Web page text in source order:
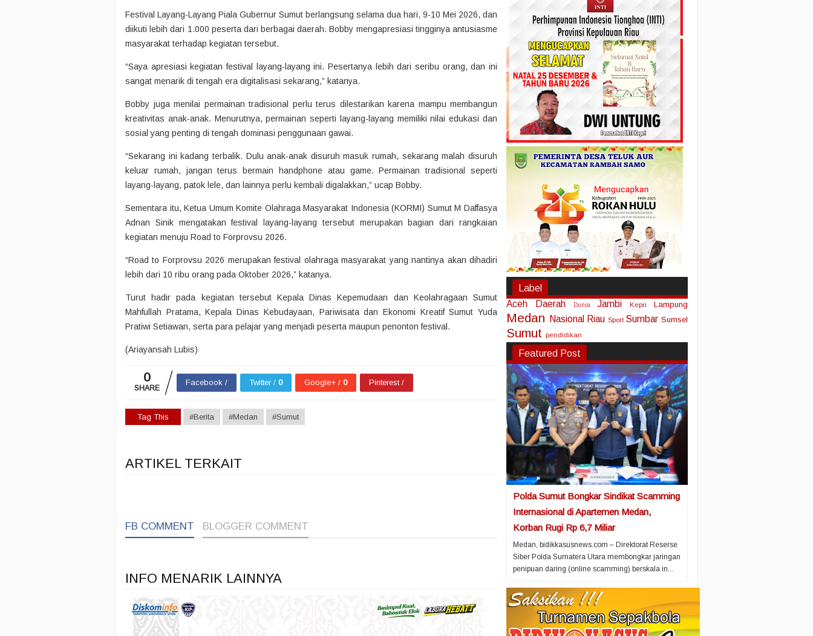
Festival Layang-Layang Piala Gubernur Sumut berlangsung selama dua hari, 9-10 Mei 2026, dan
diikuti lebih dari 1.000 peserta dari berbagai daerah. Bobby mengapresiasi tingginya antusiasme
masyarakat terhadap kegiatan tersebut.
“Saya apresiasi kegiatan festival layang-layang ini. Pesertanya lebih dari seribu orang, dan ini
sangat menarik di tengah era digitalisasi sekarang,” katanya.
Bobby juga menilai permainan tradisional perlu terus dilestarikan karena mampu membangun
kreativitas anak-anak. Menurutnya, permainan seperti layang-layang memiliki nilai edukasi dan
sosial yang penting di tengah dominasi penggunaan gawai.
“Sekarang ini kadang terbalik. Dulu anak-anak disuruh masuk rumah, sekarang malah disuruh
keluar rumah, jangan terus bermain handphone atau game. Permainan tradisional seperti
layang-layang, patok lele, dan lainnya perlu kembali digalakkan,” ucap Bobby.
Sementara itu, Ketua Umum Komite Olahraga Masyarakat Indonesia (KORMI) Sumut M Daffasya
Adnan Sinik mengatakan festival layang-layang tersebut merupakan bagian dari rangkaian
kegiatan menuju Road to Forprovsu 2026.
“Road to Forprovsu 2026 merupakan festival olahraga masyarakat yang nantinya akan dihadiri
lebih dari 10 ribu orang pada Oktober 2026,” katanya.
Turut hadir pada kegiatan tersebut Kepala Dinas Kepemudaan dan Keolahragaan Sumut
Mahfullah Pratama, Kepala Dinas Kebudayaan, Pariwisata dan Ekonomi Kreatif Sumut Yuda
Pratiwi Setiawan, serta para pelajar yang menjadi peserta maupun penonton festival.
(Ariayansah Lubis)
0
SHARE
Facebook / Twitter / 0 Google+ / 0 Pinterest /
Tag This #Berita #Medan #Sumut
ARTIKEL TERKAIT
FB COMMENT BLOGGER COMMENT
INFO MENARIK LAINNYA
Label
Aceh
Daerah Dunia Jambi Kepri Lampung
Medan Nasional Riau Sport Sumbar Sumsel
Sumut pendidikan
Featured Post
Polda Sumut Bongkar Sindikat Scamming
Internasional di Apartemen Medan,
Korban Rugi Rp 6,7 Miliar
Medan, bidikkasusnews.com – Direktorat Reserse
Siber Polda Sumatera Utara membongkar jaringan
penipuan daring (online scamming) berskala in...